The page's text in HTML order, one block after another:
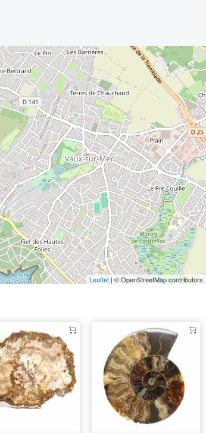
Leaflet | © OpenStreetMap contributors